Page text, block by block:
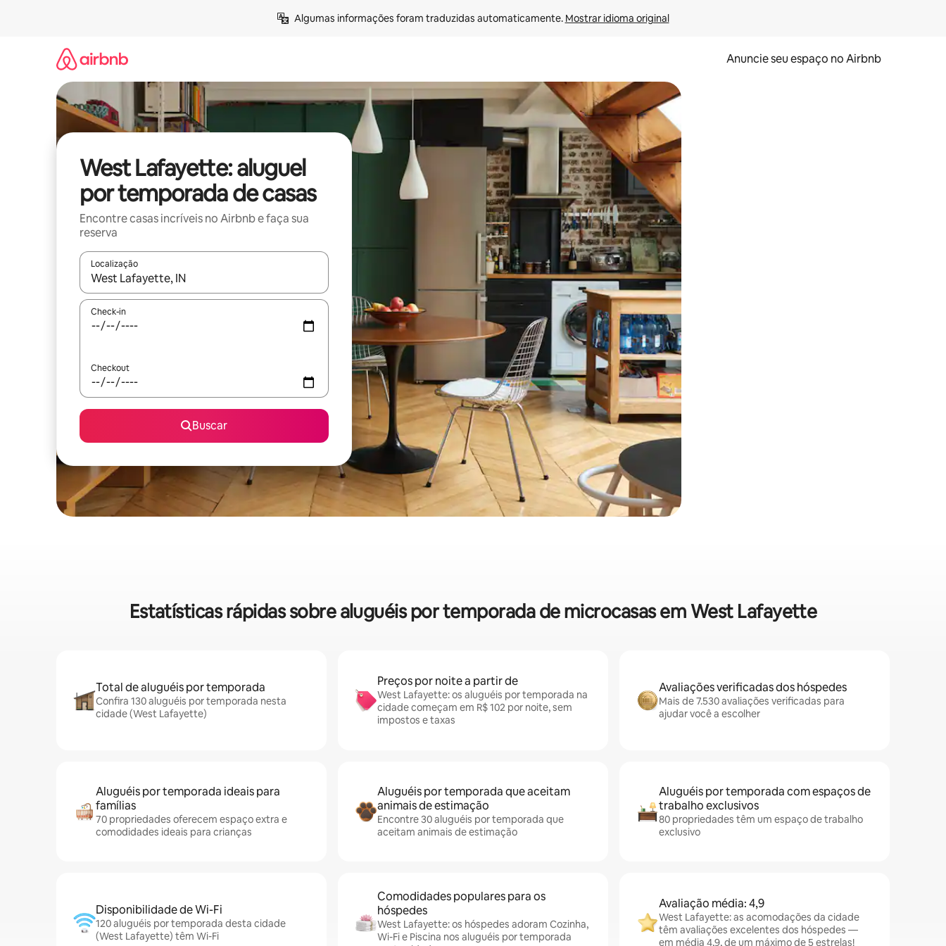
Algumas informações foram traduzidas automaticamente. Mostrar idioma original
Anuncie seu espaço no Airbnb
West Lafayette: aluguel
por temporada de casas
Encontre casas incríveis no Airbnb e faça sua
reserva
Localização
Quando os resultados estiverem disponíveis, explore-os usando as seta para cima e para baixo do teclado ou tocando e deslizando o dedo na tela.
Check-in
Checkout
Buscar
Estatísticas rápidas sobre aluguéis por temporada de microcasas em West Lafayette
Total de aluguéis por temporada
Confira 130 aluguéis por temporada nesta
cidade (West Lafayette)
Preços por noite a partir de
West Lafayette: os aluguéis por temporada na
cidade começam em R$ 102 por noite, sem
impostos e taxas
Avaliações verificadas dos hóspedes
Mais de 7.530 avaliações verificadas para
ajudar você a escolher
Aluguéis por temporada ideais para
famílias
70 propriedades oferecem espaço extra e
comodidades ideais para crianças
Aluguéis por temporada que aceitam
animais de estimação
Encontre 30 aluguéis por temporada que
aceitam animais de estimação
Aluguéis por temporada com espaços de
trabalho exclusivos
80 propriedades têm um espaço de trabalho
exclusivo
Disponibilidade de Wi-Fi
120 aluguéis por temporada desta cidade
(West Lafayette) têm Wi-Fi
Comodidades populares para os
hóspedes
West Lafayette: os hóspedes adoram Cozinha,
Wi-Fi e Piscina nos aluguéis por temporada
Avaliação média: 4,9
West Lafayette: as acomodações da cidade
têm avaliações excelentes dos hóspedes —
em média 4,9, de um máximo de 5 estrelas!